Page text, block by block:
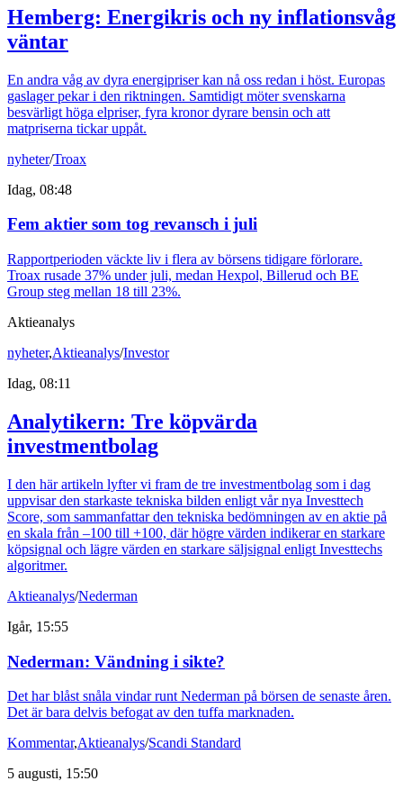
Hemberg: Energikris och ny inflationsvåg
väntar
En andra våg av dyra energipriser kan nå oss redan i höst. Europas
gaslager pekar i den riktningen. Samtidigt möter svenskarna
besvärligt höga elpriser, fyra kronor dyrare bensin och att
matpriserna tickar uppåt.
nyheter/Troax
Idag, 08:48
Fem aktier som tog revansch i juli
Rapportperioden väckte liv i flera av börsens tidigare förlorare.
Troax rusade 37% under juli, medan Hexpol, Billerud och BE
Group steg mellan 18 till 23%.
Aktieanalys
nyheter,Aktieanalys/Investor
Idag, 08:11
Analytikern: Tre köpvärda
investmentbolag
I den här artikeln lyfter vi fram de tre investmentbolag som i dag
uppvisar den starkaste tekniska bilden enligt vår nya Investtech
Score, som sammanfattar den tekniska bedömningen av en aktie på
en skala från –100 till +100, där högre värden indikerar en starkare
köpsignal och lägre värden en starkare säljsignal enligt Investtechs
algoritmer.
Aktieanalys/Nederman
Igår, 15:55
Nederman: Vändning i sikte?
Det har blåst snåla vindar runt Nederman på börsen de senaste åren.
Det är bara delvis befogat av den tuffa marknaden.
Kommentar,Aktieanalys/Scandi Standard
5 augusti, 15:50